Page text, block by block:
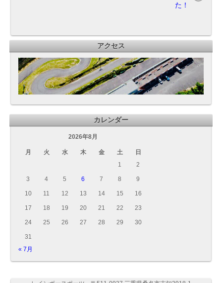
た！
アクセス
カレンダー
2026年8月
月 火 水 木 金 土
日
1
2
3 4 5 6 7 8 9
10 11 12 13 14 15 16
17 18 19 20 21 22 23
24 25 26 27 28 29 30
31
« 7月